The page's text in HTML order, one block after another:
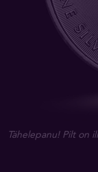
Tähelepanu! Pilt on